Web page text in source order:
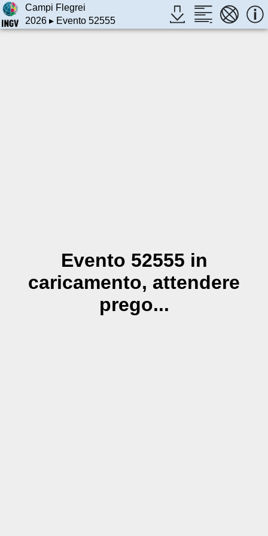
Campi Flegrei
2026▸ Evento 52555
Evento 52555 in
caricamento, attendere
prego...